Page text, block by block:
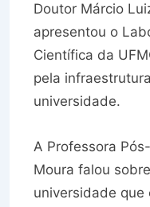
Doutor Márcio
apresentou o
Científica da
pela
universidade.
A Professora
Moura falou
universidade